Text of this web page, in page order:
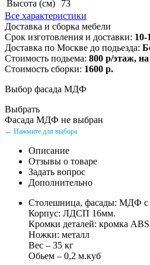
Высота (см)
73
Все характеристики
Доставка и сборка мебели
Срок изготовления и доставки: 10-
Доставка по Москве до подьезда:
Стоимость подьема: 800 р/этаж,
Стоимость сборки: 1600 р.
Выбор фасада МДФ
Выбрать
Фасада МДФ не выбран
← Нажмите для выбора
Описание
Отзывы о товаре
Задать вопрос
Дополнительно
Столешница, фасады: МДФ
Корпус: ЛДСП 16мм.
Кромки деталей: кромка
Ножки: металл
Вес – 35 кг
Обьем – 0,2 м.куб